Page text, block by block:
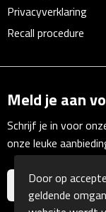
Dubbelwandige
Champagneglazen
Cocktailglazen
Koffieglazen
Privacyverklaring
Recall procedure
Meld je aan
Schrijf je in voor
onze leuke
Door op
geldende